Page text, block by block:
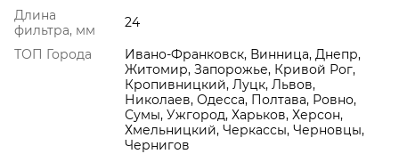
Длина
фильтра, мм
24
ТОП Города
Ивано-Франковск, Винница, Днепр,
Житомир, Запорожье, Кривой Рог,
Кропивницкий, Луцк, Львов,
Николаев, Одесса, Полтава, Ровно,
Сумы, Ужгород, Харьков, Херсон,
Хмельницкий, Черкассы, Черновцы,
Чернигов